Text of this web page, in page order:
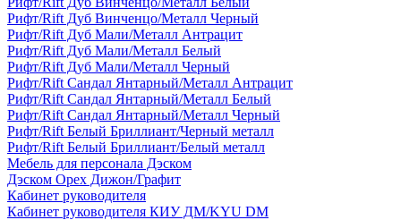
Рифт/Rift Дуб Винченцо/Металл Черный
Рифт/Rift Дуб Мали/Металл Антрацит
Рифт/Rift Дуб Мали/Металл Белый
Рифт/Rift Дуб Мали/Металл Черный
Рифт/Rift Сандал Янтарный/Металл Антрацит
Рифт/Rift Сандал Янтарный/Металл Белый
Рифт/Rift Сандал Янтарный/Металл Черный
Рифт/Rift Белый Бриллиант/Черный металл
Рифт/Rift Белый Бриллиант/Белый металл
Мебель для персонала Дэском
Дэском Орех Дижон/Графит
Кабинет руководителя
Кабинет руководителя КИУ ДМ/KYU DM